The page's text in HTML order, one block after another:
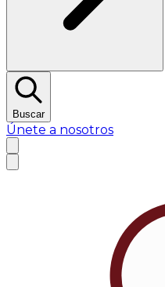
Buscar
Únete a nosotros